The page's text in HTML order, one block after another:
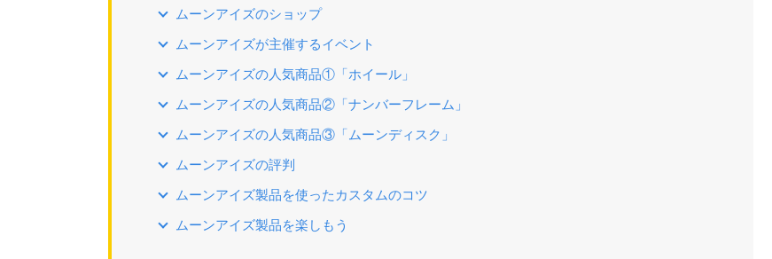
ムーンアイズのショップ
ムーンアイズが主催するイベント
ムーンアイズの人気商品①「ホイール」
ムーンアイズの人気商品②「ナンバーフレーム」
ムーンアイズの人気商品③「ムーンディスク」
ムーンアイズの評判
ムーンアイズ製品を使ったカスタムのコツ
ムーンアイズ製品を楽しもう